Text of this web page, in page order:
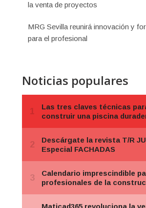
la venta de proyectos
MRG Sevilla reunirá innovación y
para el profesional
Noticias populares